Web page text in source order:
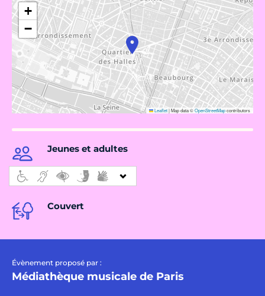
+
−
Leaflet|Map data ©OpenStreetMapcontributors
Jeunes et adultes
Couvert
Évènement proposé par :
Médiathèque musicale de Paris